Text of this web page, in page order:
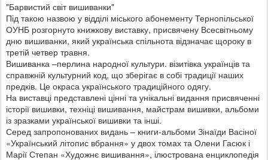
"Барвистий світ вишиванки"
Під такою назвою у відділі міського абонементу Тернопільської
ОУНБ розгорнуто книжкову виставку, присвячену Всесвітньому
дню вишиванки, який українська спільнота відзначає щороку в
третій четвер травня.
Вишиванка –перлина народної культури. візитівка українців та
справжній культурний код, що зберігає в собі традиції наших
предків. Це окраса українського традиційного одягу.
На виставці представлені цінні та унікальні видання присвяченні
історії вишивки, техніці вишивання, майстрам вишивки, альбоми
із зразками української вишивки та інші.
Серед запропонованих видань – книги-альбоми Зінаїди Васіної
«Український літопис вбрання» у двох томах та Олени Гасюк і
Марії Степан «Художнє вишивання», ілюстрована енциклопедія